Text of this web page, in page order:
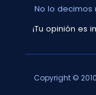
No lo decimos
¡Tu opinión es
Copyright ©